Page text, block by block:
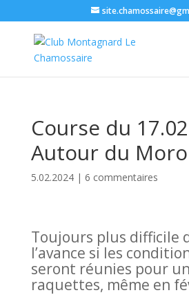
Course du
Autour du
5.02.2024| 6 commentaires
Toujours plus difficile
l’avance si les
seront réunies pour
raquettes, même en